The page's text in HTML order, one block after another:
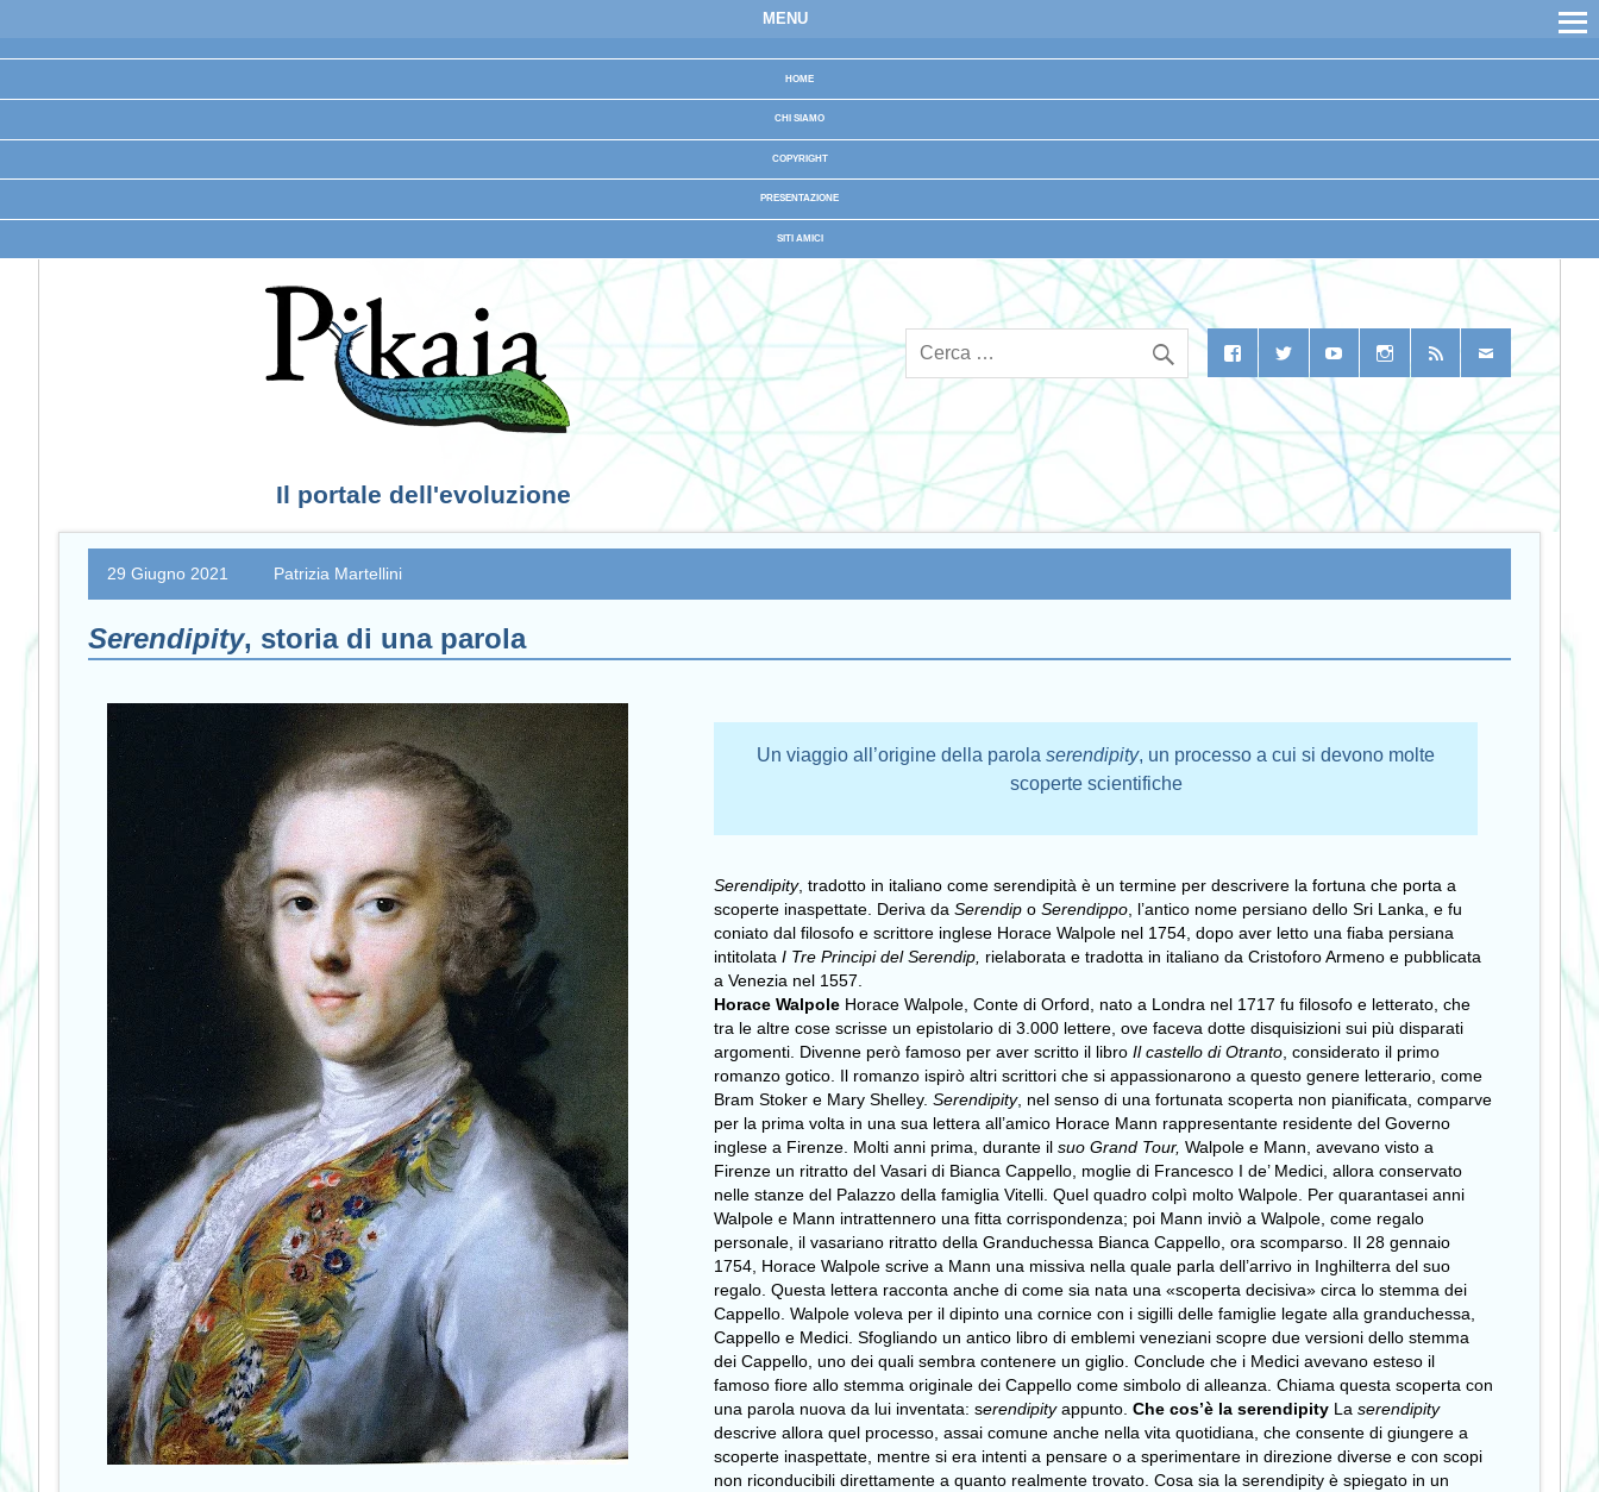
MENU
HOME
CHI SIAMO
COPYRIGHT
PRESENTAZIONE
SITI AMICI
Il portale dell'evoluzione
29 Giugno 2021 Patrizia Martellini
Serendipity, storia di una parola
Un viaggio all’origine della parolaserendipity, un processo a cui si devono molte
scoperte scientifiche
Serendipity, tradotto in italiano come serendipità è un termine per descrivere la fortuna che porta a
scoperte inaspettate. Deriva daSerendipo Serendippo , l’antico nome persiano dello Sri Lanka, e fu
coniato dal filosofo e scrittore inglese Horace Walpole nel 1754, dopo aver letto una fiaba persiana
intitolataI Tre Principi del Serendip, rielaborata e tradotta in italiano da Cristoforo Armeno e pubblicata
a Venezia nel 1557.
Horace Walpole Horace Walpole, Conte di Orford, nato a Londra nel 1717 fu filosofo e letterato, che
tra le altre cose scrisse un epistolario di 3.000 lettere, ove faceva dotte disquisizioni sui più disparati
argomenti. Divenne però famoso per aver scritto il libroIl castello di Otranto , considerato il primo
romanzo gotico. Il romanzo ispirò altri scrittori che si appassionarono a questo genere letterario, come
Bram Stoker e Mary Shelley.Serendipity, nel senso di una fortunata scoperta non pianificata, comparve
per la prima volta in una sua lettera all’amico Horace Mann rappresentante residente del Governo
inglese a Firenze. Molti anni prima, durante ilsuo Grand Tour, Walpole e Mann, avevano visto a
Firenze un ritratto del Vasari di Bianca Cappello, moglie di Francesco I de’ Medici, alloraconservato
nelle stanze del Palazzo della famiglia Vitelli. Quel quadro colpì molto Walpole. Per quarantasei anni
Walpole e Mann intrattennero una fitta corrispondenza; poi Mann inviò a Walpole, come regalo
personale, il vasariano ritratto della Granduchessa Bianca Cappello, ora scomparso. Il 28 gennaio
1754, Horace Walpole scrive a Mann una missiva nella quale parla dell’arrivo in Inghilterra del suo
regalo. Questa lettera racconta anche di come sia nata una «scoperta decisiva» circa lo stemma dei
Cappello. Walpole voleva per il dipinto una cornice con i sigilli delle famiglie legate alla granduchessa,
Cappello e Medici. Sfogliando un antico libro di emblemi veneziani scopre due versioni dello stemma
dei Cappello, uno dei quali sembra contenere un giglio. Conclude che i Medici avevano esteso il
famoso fiore allo stemma originale dei Cappello come simbolo di alleanza. Chiama questa scoperta con
una parola nuova da lui inventata: serendipityappunto.Che cos’è la serendipity Laserendipity
descrive allora quel processo, assai comune anche nella vita quotidiana, che consente di giungere a
scoperte inaspettate, mentre si era intenti a pensare o a sperimentare in direzione diverse e con scopi
non riconducibili direttamente a quanto realmente trovato. Cosa sia la serendipity è spiegato in un